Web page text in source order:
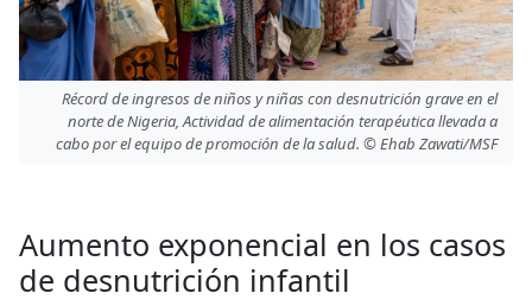
Récord de ingresos de niños y niñas con desnutrición grave en el
norte de Nigeria, Actividad de alimentación terapéutica llevada a
cabo por el equipo de promoción de la salud. © Ehab Zawati/MSF
Aumento exponencial en los casos
de desnutrición infantil